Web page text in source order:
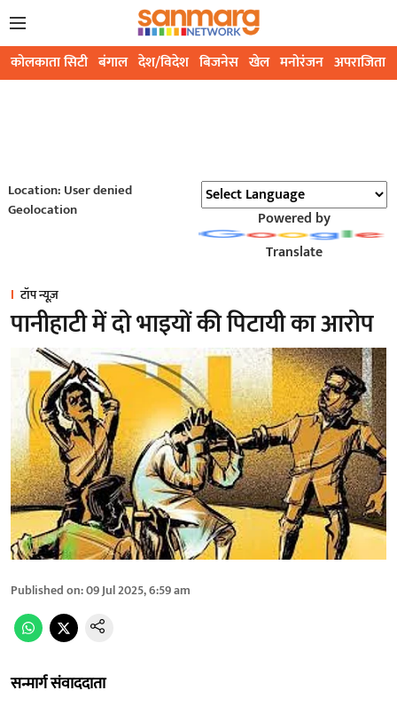
कोलकाता सिटी बंगाल देश/विदेश बिजनेस खेल मनोरंजन अपराजिता
Location: User denied
Geolocation
Powered by
Translate
टॉप न्यूज़
पानीहाटी में दो भाइयों की पिटायी का आरोप
Published on:09 Jul 2025, 6:59 am
सन्मार्ग संवाददाता